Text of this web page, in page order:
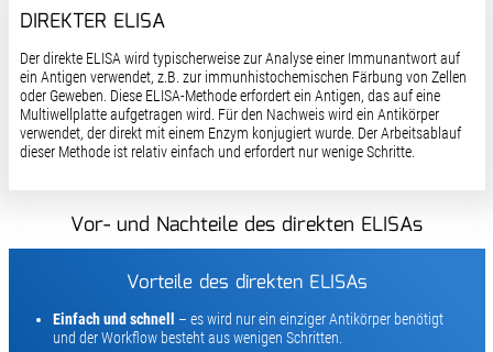
DIREKTER ELISA
Der direkte ELISA wird typischerweise zur Analyse einer Immunantwort auf
ein Antigen verwendet, z.B. zur immunhistochemischen Färbung von Zellen
oder Geweben. Diese ELISA-Methode erfordert ein Antigen, das auf eine
Multiwellplatte aufgetragen wird. Für den Nachweis wird ein Antikörper
verwendet, der direkt mit einem Enzym konjugiert wurde. Der Arbeitsablauf
dieser Methode ist relativ einfach und erfordert nur wenige Schritte.
Vor- und Nachteile des direkten ELISAs
Vorteile des direkten ELISAs
Einfach und schnell
– es wird nur ein einziger Antikörper benötigt
und der Workflow besteht aus wenigen Schritten.